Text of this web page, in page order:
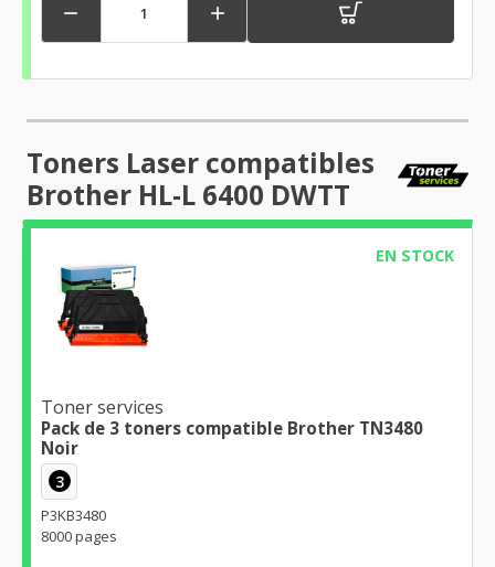
 
Toners Laser compatibles
Brother HL-L 6400 DWTT
EN STOCK
Toner services
Pack de 3 toners compatible Brother TN3480
Noir
3
P3KB3480
8000 pages